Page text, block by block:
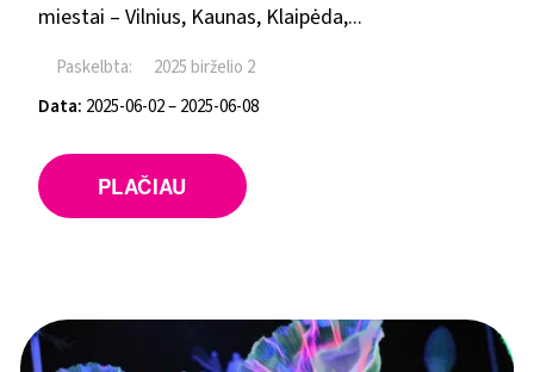
miestai – Vilnius, Kaunas, Klaipėda,...
Paskelbta:
2025 birželio 2
Data: 2025-06-02 – 2025-06-08
PLAČIAU